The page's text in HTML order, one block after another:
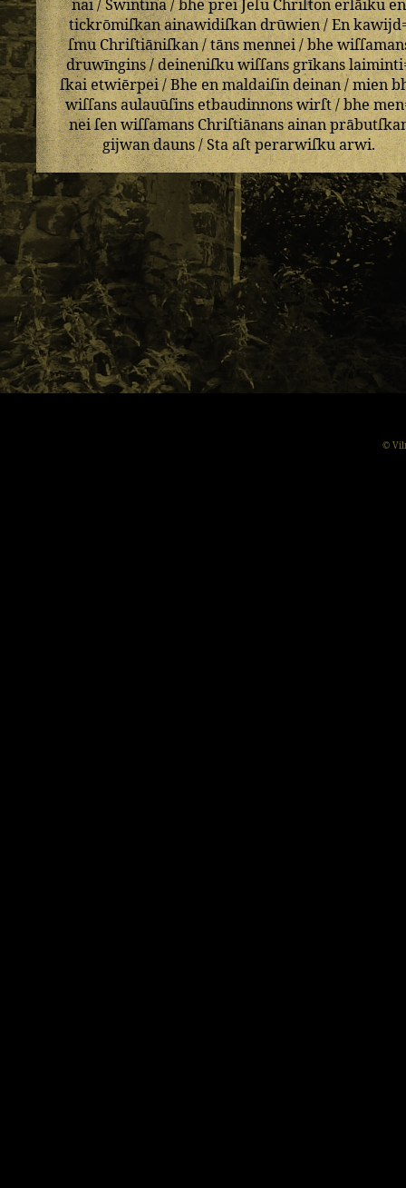
nai/Swintina/bhepreiJeſuChriſtonerlāiku en
tickrōmiſkanainawidiſkandrūwien/En
ſmuChriſtiāniſkan/tānsmennei/bhe
druwīngins/deineniſkuwiſſans grīkans
ſkai etwiērpei/Bheenmaldaiſin deinan/mien
wiſſansaulauūſinsetbaudinnonswirſt/bhe
neiſenwiſſamansChriſtiānansainan
gijwandauns/Staaſtperarwiſku arwi.
©